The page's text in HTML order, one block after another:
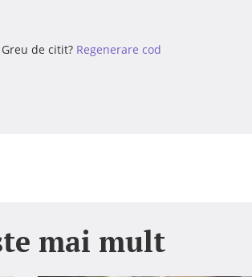
Greu de citit? Regenerare cod
mai mult